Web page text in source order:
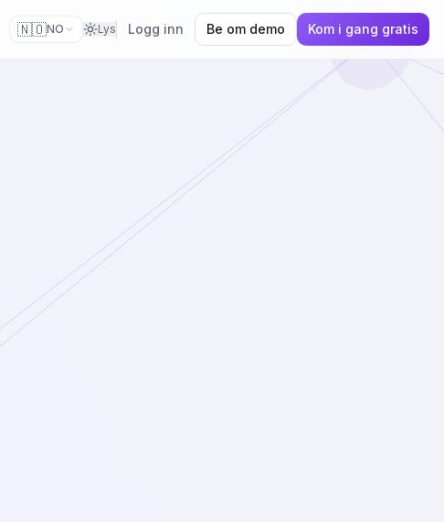
🇳🇴NO Lys Logg inn Be om demo Kom i gang gratis